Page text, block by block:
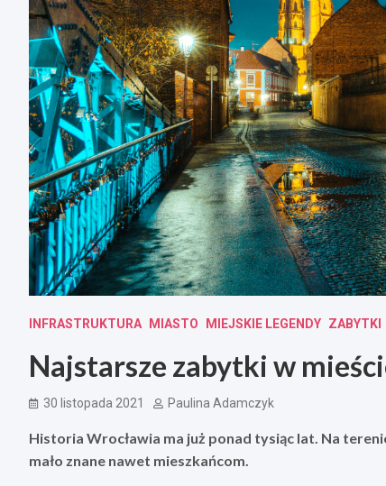
INFRASTRUKTURA MIASTO MIEJSKIE LEGENDY ZABYTKI
Najstarsze zabytki w
30 listopada 2021 Paulina Adamczyk
Historia Wrocławia ma już ponad tysiąc lat. Na
mało znane nawet mieszkańcom.